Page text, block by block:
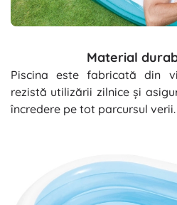
Material
Piscina este fabricată din
rezistă utilizării zilnice și
încredere pe tot parcursul verii.